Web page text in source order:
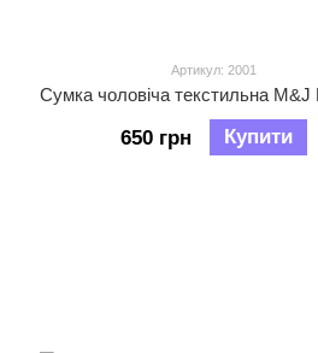
Артикул: 2001
650 грн Купити